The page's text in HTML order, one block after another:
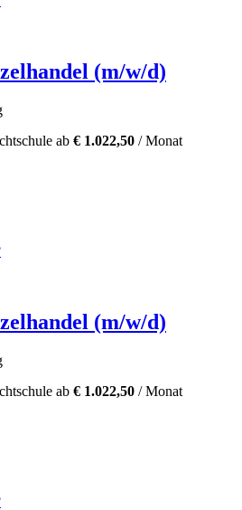
(m/w/d)
ab € 1.022,50 / Monat
(m/w/d)
ab € 1.022,50 / Monat